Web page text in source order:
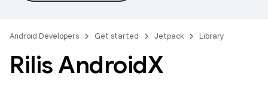
Android Developers Get started Jetpack Library
Rilis AndroidX